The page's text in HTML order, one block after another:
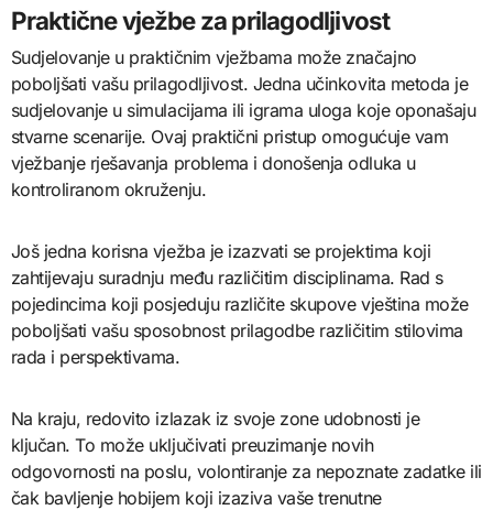
Praktične vježbe za prilagodljivost
Sudjelovanje u praktičnim vježbama može značajno
poboljšati vašu prilagodljivost. Jedna učinkovita metoda je
sudjelovanje u simulacijama ili igrama uloga koje oponašaju
stvarne scenarije. Ovaj praktični pristup omogućuje vam
vježbanje rješavanja problema i donošenja odluka u
kontroliranom okruženju.
Još jedna korisna vježba je izazvati se projektima koji
zahtijevaju suradnju među različitim disciplinama. Rad s
pojedincima koji posjeduju različite skupove vještina može
poboljšati vašu sposobnost prilagodbe različitim stilovima
rada i perspektivama.
Na kraju, redovito izlazak iz svoje zone udobnosti je
ključan. To može uključivati preuzimanje novih
odgovornosti na poslu, volontiranje za nepoznate zadatke ili
čak bavljenje hobijem koji izaziva vaše trenutne